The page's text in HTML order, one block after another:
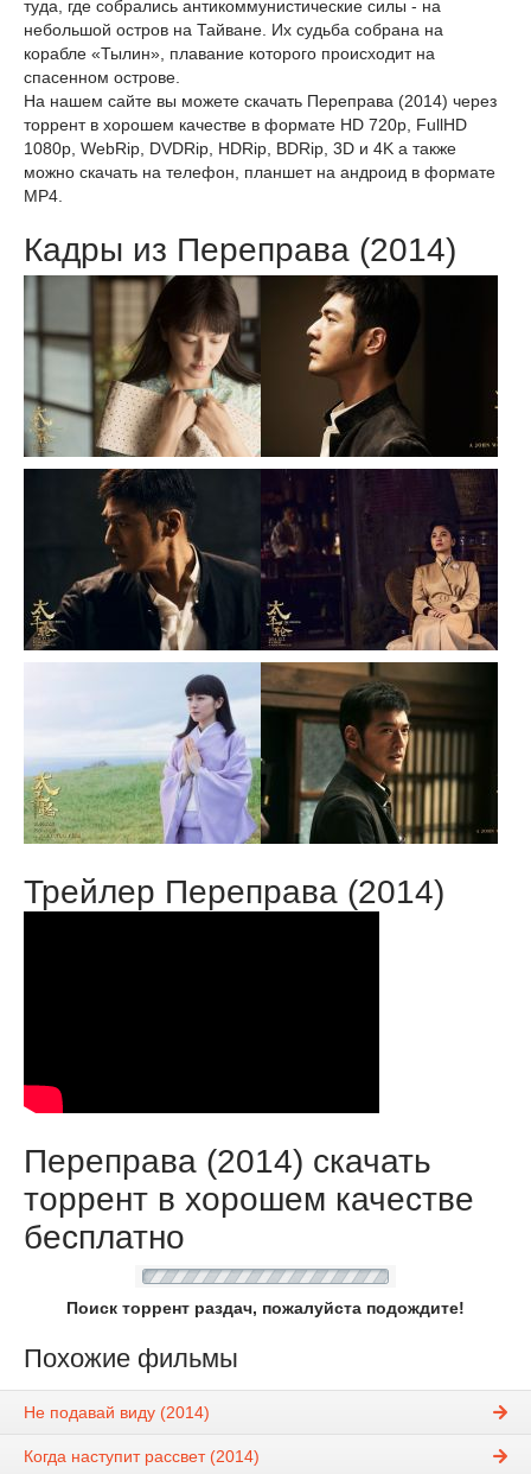
туда, где собрались антикоммунистические силы - на
небольшой остров на Тайване. Их судьба собрана на
корабле «Тылин», плавание которого происходит на
спасенном острове.
На нашем сайте вы можете скачать Переправа (2014) через
торрент в хорошем качестве в формате HD 720p, FullHD
1080p, WebRip, DVDRip, HDRip, BDRip, 3D и 4K а также
можно скачать на телефон, планшет на андроид в формате
MP4.
Кадры из Переправа (2014)
Трейлер Переправа (2014)
Переправа (2014) скачать
торрент в хорошем качестве
бесплатно
Поиск торрент раздач, пожалуйста подождите!
Похожие фильмы
Не подавай виду (2014)
Когда наступит рассвет (2014)